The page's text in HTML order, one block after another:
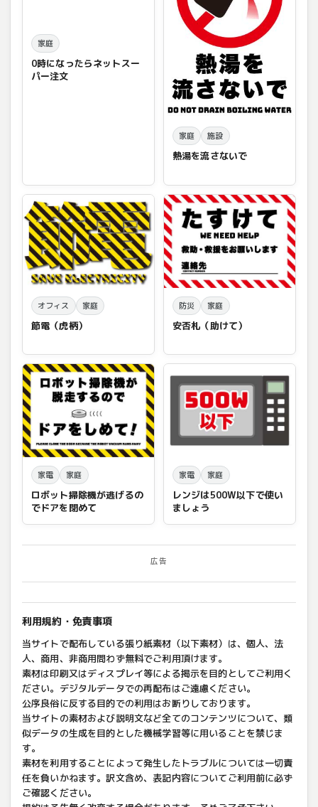
家庭
0時になったらネットスー
パー注文
家庭 施設
熱湯を流さないで
オフィス 家庭
節電（虎柄）
防災 家庭
安否札（助けて）
家電 家庭
ロボット掃除機が逃げるの
でドアを閉めて
家電 家庭
レンジは500W以下で使い
ましょう
広告
利用規約・免責事項
当サイトで配布している張り紙素材（以下素材）は、個人、法
人、商用、非商用問わず無料でご利用頂けます。
素材は印刷又はディスプレイ等による掲示を目的としてご利用く
ださい。デジタルデータでの再配布はご遠慮ください。
公序良俗に反する目的での利用はお断りしております。
当サイトの素材および説明文など全てのコンテンツについて、類
似データの生成を目的とした機械学習等に用いることを禁じま
す。
素材を利用することによって発生したトラブルについては一切責
任を負いかねます。訳文含め、表記内容についてご利用前に必ず
ご確認ください。